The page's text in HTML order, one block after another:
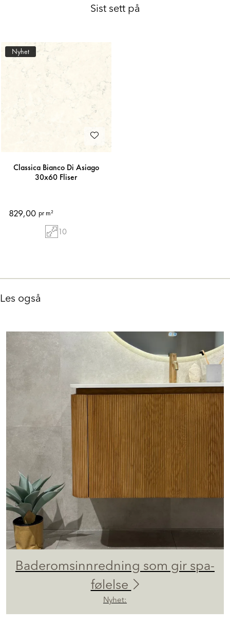
Sist sett på
Nyhet
Classica Bianco Di Asiago
30x60 Fliser
829,00 pr m²
10
Les også
Baderomsinnredning som gir spa-
følelse
Nyhet: